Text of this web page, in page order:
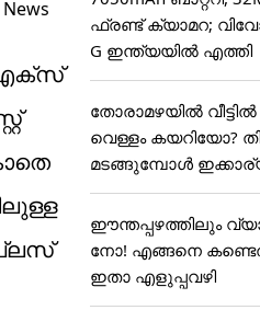
എക്‌സ്
ഫ്രണ്ട് ക്യാമറ; വിവോ
G ഇന്ത്യയിൽ എത്തി
തോരാമഴയിൽ വീട്ടിൽ
വെള്ളം കയറിയോ?
മടങ്ങുമ്പോൾ
ൾ
ഈന്തപ്പഴത്തിലും
നോ! എങ്ങനെ
ഇതാ എളുപ്പവഴി